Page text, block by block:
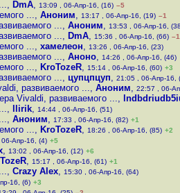
, DmA, 13:09 , 06-Апр-16, (16) –5
..., Аноним, 13:17 , 06-Апр-16, (19) –1
..., Аноним, 13:53 , 06-Апр-16,
..., DmA, 15:36 , 06-Апр-16, (66) –1
..., хамелеон, 13:26 , 06-Апр-16, (23)
..., Аноно, 14:26 , 06-Апр-16, (46)
..., KroTozeR, 15:14 , 06-Апр-16, (60) +3
..., цупцпцуп, 21:05 , 06-Апр-16,
развиваемого ..., Аноним, 22:57 , 06-
Vivaldi, развиваемого ...,
, llirik, 14:44 , 06-Апр-16, (51)
, Аноним, 17:33 , 06-Апр-16, (82) +1
..., KroTozeR, 18:26 , 06-Апр-16, (85) +2
Апр-16, (4) +5
, 13:02 , 06-Апр-16, (12) +6
, 15:17 , 06-Апр-16, (61) +1
, Crazy Alex, 15:30 , 06-Апр-16, (64)
16, (6) +3